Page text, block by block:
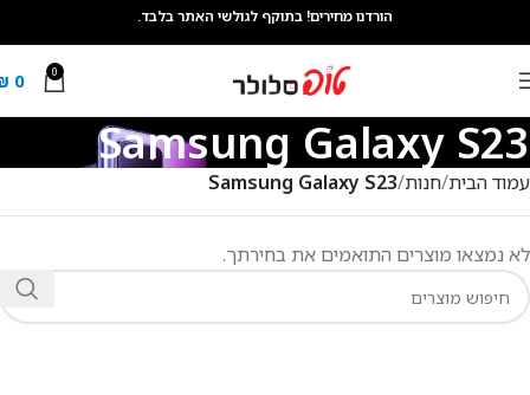
הורדנו מחירים! בתוקף לגולשי האתר בלבד.
0
0
Samsung Galaxy S23
עמוד הבית חנות Samsung Galaxy S23
לא נמצאו מוצרים התואמים את בחירתך.